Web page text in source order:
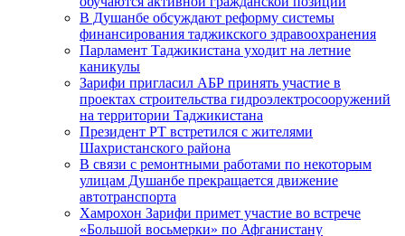
В Душанбе обсуждают реформу системы
финансирования таджикского здравоохранения
Парламент Таджикистана уходит на летние
каникулы
Зарифи пригласил АБР принять участие в
проектах строительства гидроэлектросооружений
на территории Таджикистана
Президент РТ встретился с жителями
Шахристанского района
В связи с ремонтными работами по некоторым
улицам Душанбе прекращается движение
автотранспорта
Хамрохон Зарифи примет участие во встрече
«Большой восьмерки» по Афганистану